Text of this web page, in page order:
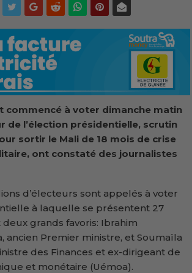
commencé à voter dimanche matin
de l’élection présidentielle, scrutin
sortir le Mali de 18 mois de crise
ont constaté des journalistes
d’électeurs sont appelés à voter
à laquelle se présentent 27
grands favoris: Ibrahim
ancien Premier ministre, et Soumaïla
des Finances et ex-dirigeant de
et monétaire (Uémoa).